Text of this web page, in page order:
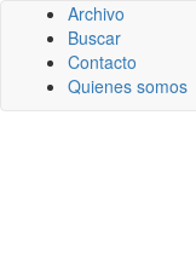
Archivo
Buscar
Contacto
Quienes somos